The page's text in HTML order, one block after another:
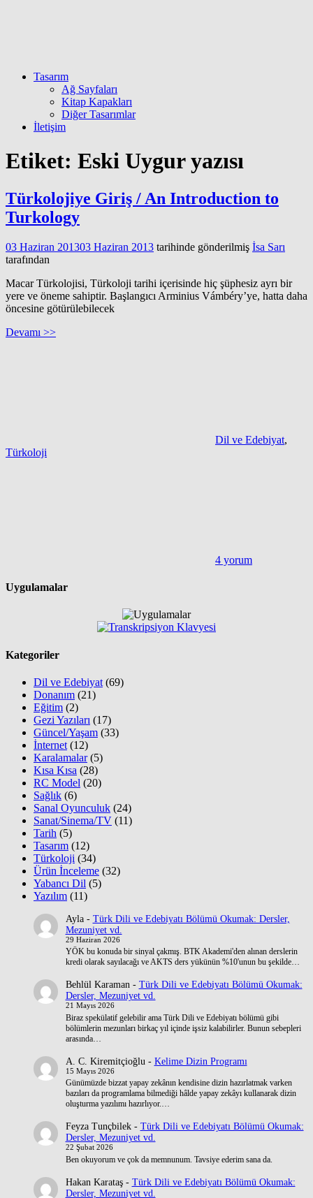
Tasarım
Ağ Sayfaları
Kitap Kapakları
Diğer Tasarımlar
İletişim
Etiket: Eski Uygur yazısı
Türkolojiye Giriş / An Introduction to
Turkology
03 Haziran 201303 Haziran 2013 tarihinde gönderilmiş İsa Sarı
tarafından
Macar Türkolojisi, Türkoloji tarihi içerisinde hiç şüphesiz ayrı bir
yere ve öneme sahiptir. Başlangıcı Arminius Vámbéry’ye, hatta daha
öncesine götürülebilecek
Devamı >>
Dil ve Edebiyat,
Türkoloji
4 yorum
Uygulamalar
Kategoriler
Dil ve Edebiyat (69)
Donanım (21)
Eğitim (2)
Gezi Yazıları (17)
Güncel/Yaşam (33)
İnternet (12)
Karalamalar(5)
Kısa Kısa (28)
RC Model (20)
Sağlık (6)
Sanal Oyunculuk (24)
Sanat/Sinema/TV (11)
Tarih (5)
Tasarım (12)
Türkoloji (34)
Ürün İnceleme (32)
Yabancı Dil (5)
Yazılım (11)
Ayla- Türk Dili ve Edebiyatı Bölümü Okumak: Dersler,
Mezuniyet vd.
29 Haziran 2026
YÖK bu konuda bir sinyal çakmış. BTK Akademi'den alınan derslerin
kredi olarak sayılacağı ve AKTS ders yükünün %10'unun bu şekilde…
Behlül Karaman- Türk Dili ve Edebiyatı Bölümü Okumak:
Dersler, Mezuniyet vd.
21 Mayıs 2026
Biraz spekülatif gelebilir ama Türk Dili ve Edebiyatı bölümü gibi
bölümlerin mezunları birkaç yıl içinde işsiz kalabilirler. Bunun sebepleri
arasında…
A. C. Kiremitçioğlu - Kelime Dizin Programı
15 Mayıs 2026
Günümüzde bizzat yapay zekânın kendisine dizin hazırlatmak varken
bazıları da programlama bilmediği hâlde yapay zekâyı kullanarak dizin
oluşturma yazılımı hazırlıyor.…
Feyza Tunçbilek- Türk Dili ve Edebiyatı Bölümü Okumak:
Dersler, Mezuniyet vd.
22 Şubat 2026
Ben okuyorum ve çok da memnunum. Tavsiye ederim sana da.
Hakan Karataş- Türk Dili ve Edebiyatı Bölümü Okumak:
Dersler, Mezuniyet vd.